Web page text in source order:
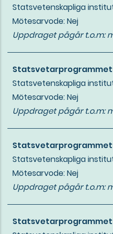
Statsvetenskapliga
Mötesarvode: Nej
Uppdraget pågår t.o.m:
Statsvetenskapliga
Mötesarvode: Nej
Uppdraget pågår t.o.m:
Statsvetenskapliga
Mötesarvode: Nej
Uppdraget pågår t.o.m: